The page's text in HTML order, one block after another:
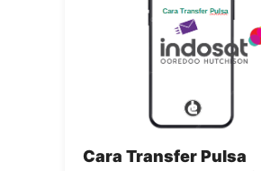
Cara Transfer Pulsa